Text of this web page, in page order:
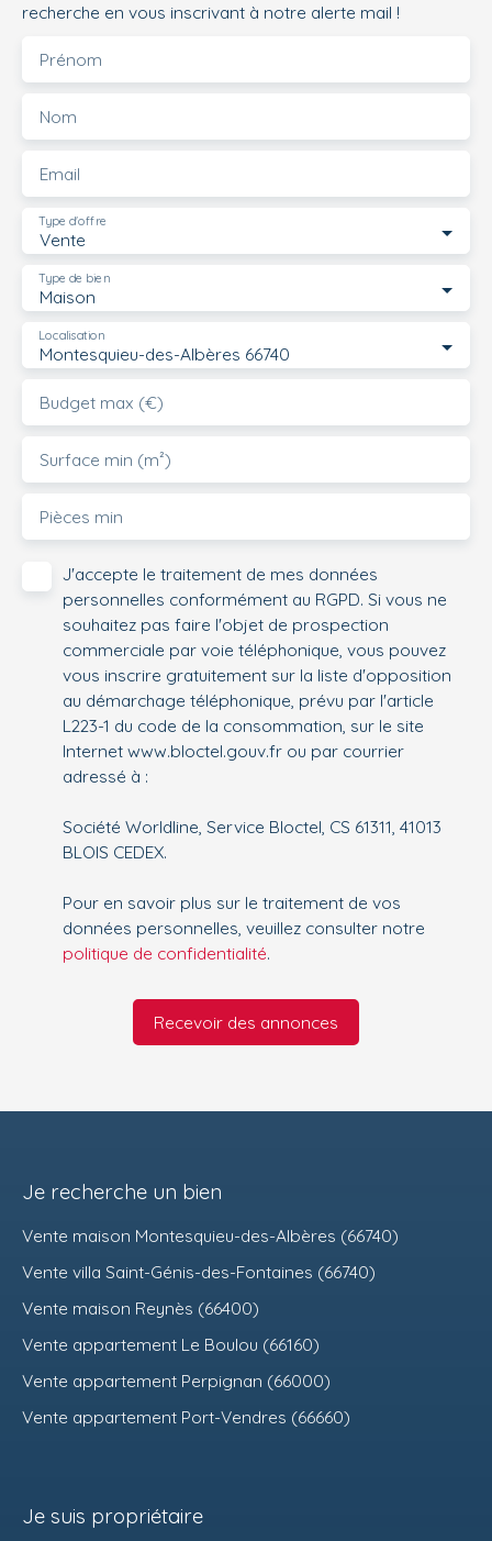
recherche en vous inscrivant à notre alerte mail !
Prénom
Nom
Email
Vente
Type d'offre
Maison
Type de bien
Montesquieu-des-Albères 66740
Localisation
Budget max (€)
Surface min (m²)
Pièces min
J'accepte le traitement de mes données
personnelles conformément au RGPD. Si vous ne
souhaitez pas faire l'objet de prospection
commerciale par voie téléphonique, vous pouvez
vous inscrire gratuitement sur la liste d'opposition
au démarchage téléphonique, prévu par l'article
L223-1 du code de la consommation, sur le site
Internet www.bloctel.gouv.fr ou par courrier
adressé à :
Société Worldline, Service Bloctel, CS 61311, 41013
BLOIS CEDEX.
Pour en savoir plus sur le traitement de vos
données personnelles, veuillez consulter notre
politique de confidentialité.
Recevoir des annonces
Je recherche un bien
Vente maison Montesquieu-des-Albères (66740)
Vente villa Saint-Génis-des-Fontaines (66740)
Vente maison Reynès (66400)
Vente appartement Le Boulou (66160)
Vente appartement Perpignan (66000)
Vente appartement Port-Vendres (66660)
Je suis propriétaire